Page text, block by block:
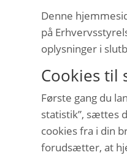
Denne
på
oplysninger i
Cookies til
Første gang du
statistik”, sættes
cookies fra i din
forudsætter, at